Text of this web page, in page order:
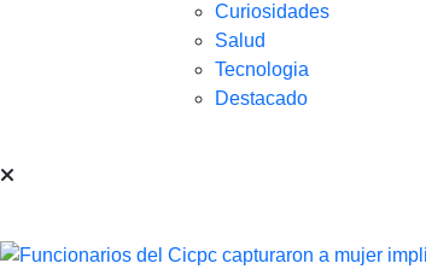
Curiosidades
Salud
Tecnologia
Destacado